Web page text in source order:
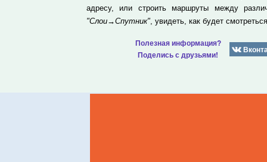
адресу, или строить маршруты между
"Слои→Спутник", увидеть, как будет
Полезная информация?
Поделись с друзьями!